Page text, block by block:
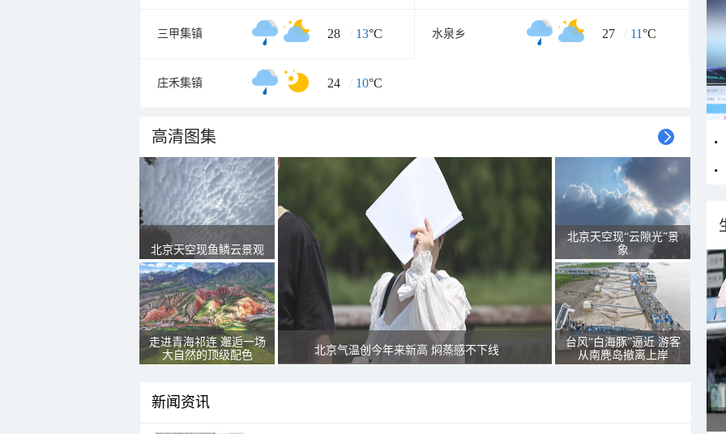
三甲集镇 28 / 13°C 水泉乡 27 / 11°C
庄禾集镇 24 / 10°C
高清图集
北京天空现鱼鳞云景观
走进青海祁连 邂逅一场
大自然的顶级配色
北京气温创今年来新高 焖蒸感不下线
北京天空现“云隙光”景
象
台风“白海豚”逼近 游客
从南麂岛撤离上岸
新闻资讯